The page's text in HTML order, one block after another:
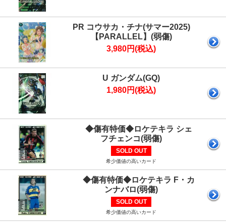
PR コウサカ・チナ(サマー2025)
【PARALLEL】(弱傷)
3,980円(税込)
U ガンダム(GQ)
1,980円(税込)
◆傷有特価◆ロケテキラ シェ
フチェンコ(弱傷)
SOLD OUT
希少価値の高いカード
◆傷有特価◆ロケテキラ F・カ
ンナバロ(弱傷)
SOLD OUT
希少価値の高いカード